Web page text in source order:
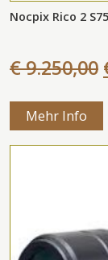
Nocpix Rico 2
€ 9.250,00
Mehr Info